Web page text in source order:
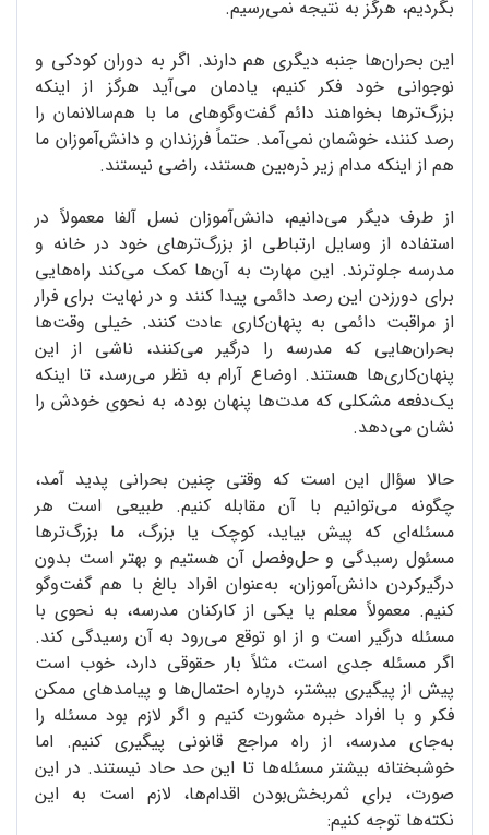
بگردیم، هرگز به نتیجه نمی‌رسیم.
این بحران‌ها جنبه دیگری هم دارند. اگر به دوران کودکی و
نوجوانی خود فکر کنیم، یادمان می‌آید هرگز از اینکه
بزرگ‌ترها بخواهند دائم گفت‌وگوهای ما با هم‌سالانمان را
رصد کنند، خوشمان نمی‌آمد. حتماً فرزندان و دانش‌آموزان ما
هم از اینکه مدام زیر ذره‌بین هستند، راضی نیستند.
از طرف دیگر می‌دانیم، دانش‌آموزان نسل آلفا معمولاً در
استفاده از وسایل ارتباطی از بزرگ‌ترهای خود در خانه و
مدرسه جلوترند. این مهارت به آن‌ها کمک می‌کند راه‌هایی
برای دورزدن این رصد دائمی پیدا کنند و در نهایت برای فرار
از مراقبت دائمی به پنهان‌کاری عادت کنند. خیلی وقت‌ها
بحران‌هایی که مدرسه را درگیر می‌کنند، ناشی از این
پنهان‌کاری‌ها هستند. اوضاع آرام به نظر می‌رسد، تا اینکه
یک‌دفعه مشکلی که مدت‌ها پنهان بوده، به نحوی خودش را
نشان می‌دهد.
حالا سؤال این است که وقتی چنین بحرانی پدید آمد،
چگونه می‌توانیم با آن مقابله کنیم. طبیعی است هر
مسئله‌ای که پیش بیاید، کوچک یا بزرگ، ما بزرگ‌ترها
مسئول رسیدگی و حل‌وفصل آن هستیم و بهتر است بدون
درگیرکردن دانش‌آموزان، به‌عنوان افراد بالغ با هم گفت‌وگو
کنیم. معمولاً معلم یا یکی از کارکنان مدرسه، به نحوی با
مسئله درگیر است و از او توقع می‌رود به آن رسیدگی کند.
اگر مسئله جدی است، مثلاً بار حقوقی دارد، خوب است
پیش از پیگیری بیشتر، درباره احتمال‌ها و پیامدهای ممکن
فکر و با افراد خبره مشورت کنیم و اگر لازم بود مسئله را
به‌جای مدرسه، از راه مراجع قانونی پیگیری کنیم. اما
خوشبختانه بیشتر مسئله‌ها تا این حد حاد نیستند. در این
صورت، برای ثمربخش‌بودن اقدام‌ها، لازم است به این
نکته‌ها توجه کنیم: